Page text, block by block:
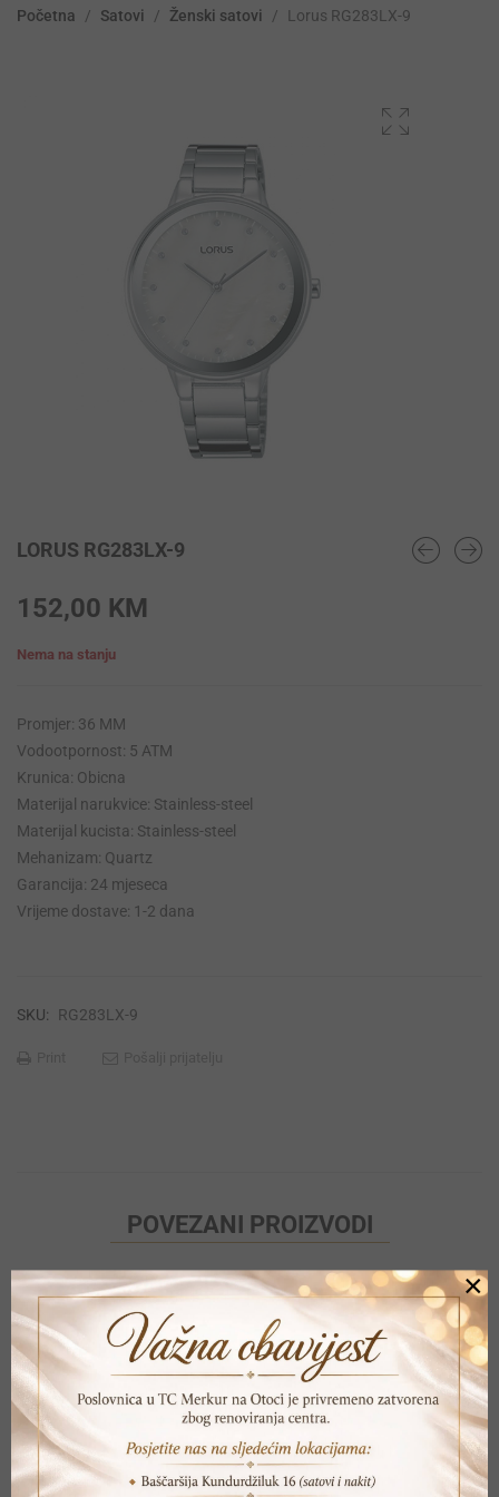
Početna / Satovi / Ženski satovi / Lorus RG283LX-9
LORUS RG283LX-9
152,00 KM
Nema na stanju
Promjer: 36 MM
Vodootpornost: 5 ATM
Krunica: Obicna
Materijal narukvice: Stainless-steel
Materijal kucista: Stainless-steel
Mehanizam: Quartz
Garancija: 24 mjeseca
Vrijeme dostave: 1-2 dana
SKU: RG283LX-9
POVEZANI PROIZVODI
×